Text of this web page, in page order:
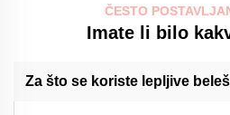
ČESTO
Imate li bilo
Za što se koriste lepljive